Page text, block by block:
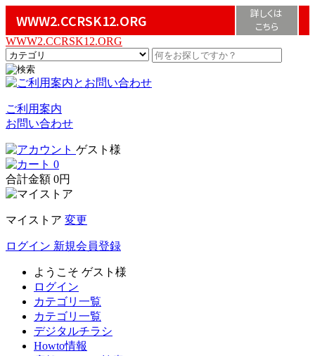
WWW2.CCRSK12.ORG
詳しくは
こちら
WWW2.CCRSK12.ORG
ご利用案内
お問い合わせ
ゲスト様
0
合計金額 0円
マイストア 変更
ログイン 新規会員登録
ようこそ ゲスト様
ログイン
カテゴリ一覧
カテゴリ一覧
デジタルチラシ
Howto情報